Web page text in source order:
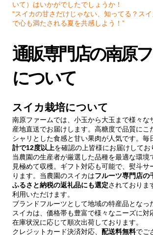
いて）はいかがでしたでしょうか！
“スイカの甘さだけじゃない、知ってる？ス
で心も満たされる夏を共感しよう！”
通販専門店の南原
について
スイカ栽培について
南原ファームでは、小玉から大玉まで様々な
産地直送でお届けします。高糖度で品質にこ
シャリとした食感と甘い果肉が人気です。毎
計で12度以上を確認の上皆様にお届けしてお
当農園の生産者が厳選した品種を最適な環境
見極めて収穫。ギフト対応も可能で、熨斗サ
ります。当農園のスイカはフルーツ専門店の
ふるさと納税の返礼品にも選定されておりま
利用いただけます。
ブランドフルーツとして地域の特産品となっ
スイカは、価格帯も豊富で様々なニーズに対
在庫状況に応じて順次出荷しております。
クレジットカード決済対応、 配送料無料でご